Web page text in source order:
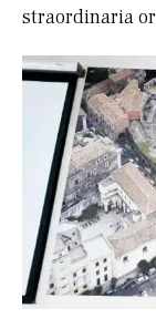
straordinaria